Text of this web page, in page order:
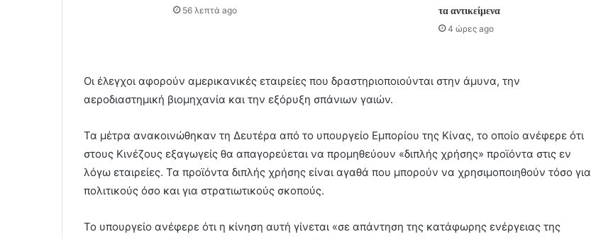
56 λεπτά ago
τα αντικείμενα
4 ώρες ago
Οι έλεγχοι αφορούν αμερικανικές εταιρείες που δραστηριοποιούνται στην άμυνα, την
αεροδιαστημική βιομηχανία και την εξόρυξη σπάνιων γαιών.
Τα μέτρα ανακοινώθηκαν τη Δευτέρα από το υπουργείο Εμπορίου της Κίνας, το οποίο ανέφερε ότι
στους Κινέζους εξαγωγείς θα απαγορεύεται να προμηθεύουν «διπλής χρήσης» προϊόντα στις εν
λόγω εταιρείες. Τα προϊόντα διπλής χρήσης είναι αγαθά που μπορούν να χρησιμοποιηθούν τόσο για
πολιτικούς όσο και για στρατιωτικούς σκοπούς.
Το υπουργείο ανέφερε ότι η κίνηση αυτή γίνεται «σε απάντηση της κατάφωρης ενέργειας της